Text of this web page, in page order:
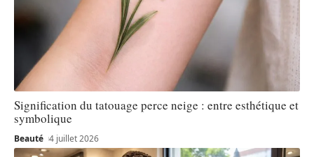
Signification du tatouage perce neige : entre esthétique et
symbolique
Beauté 4 juillet 2026